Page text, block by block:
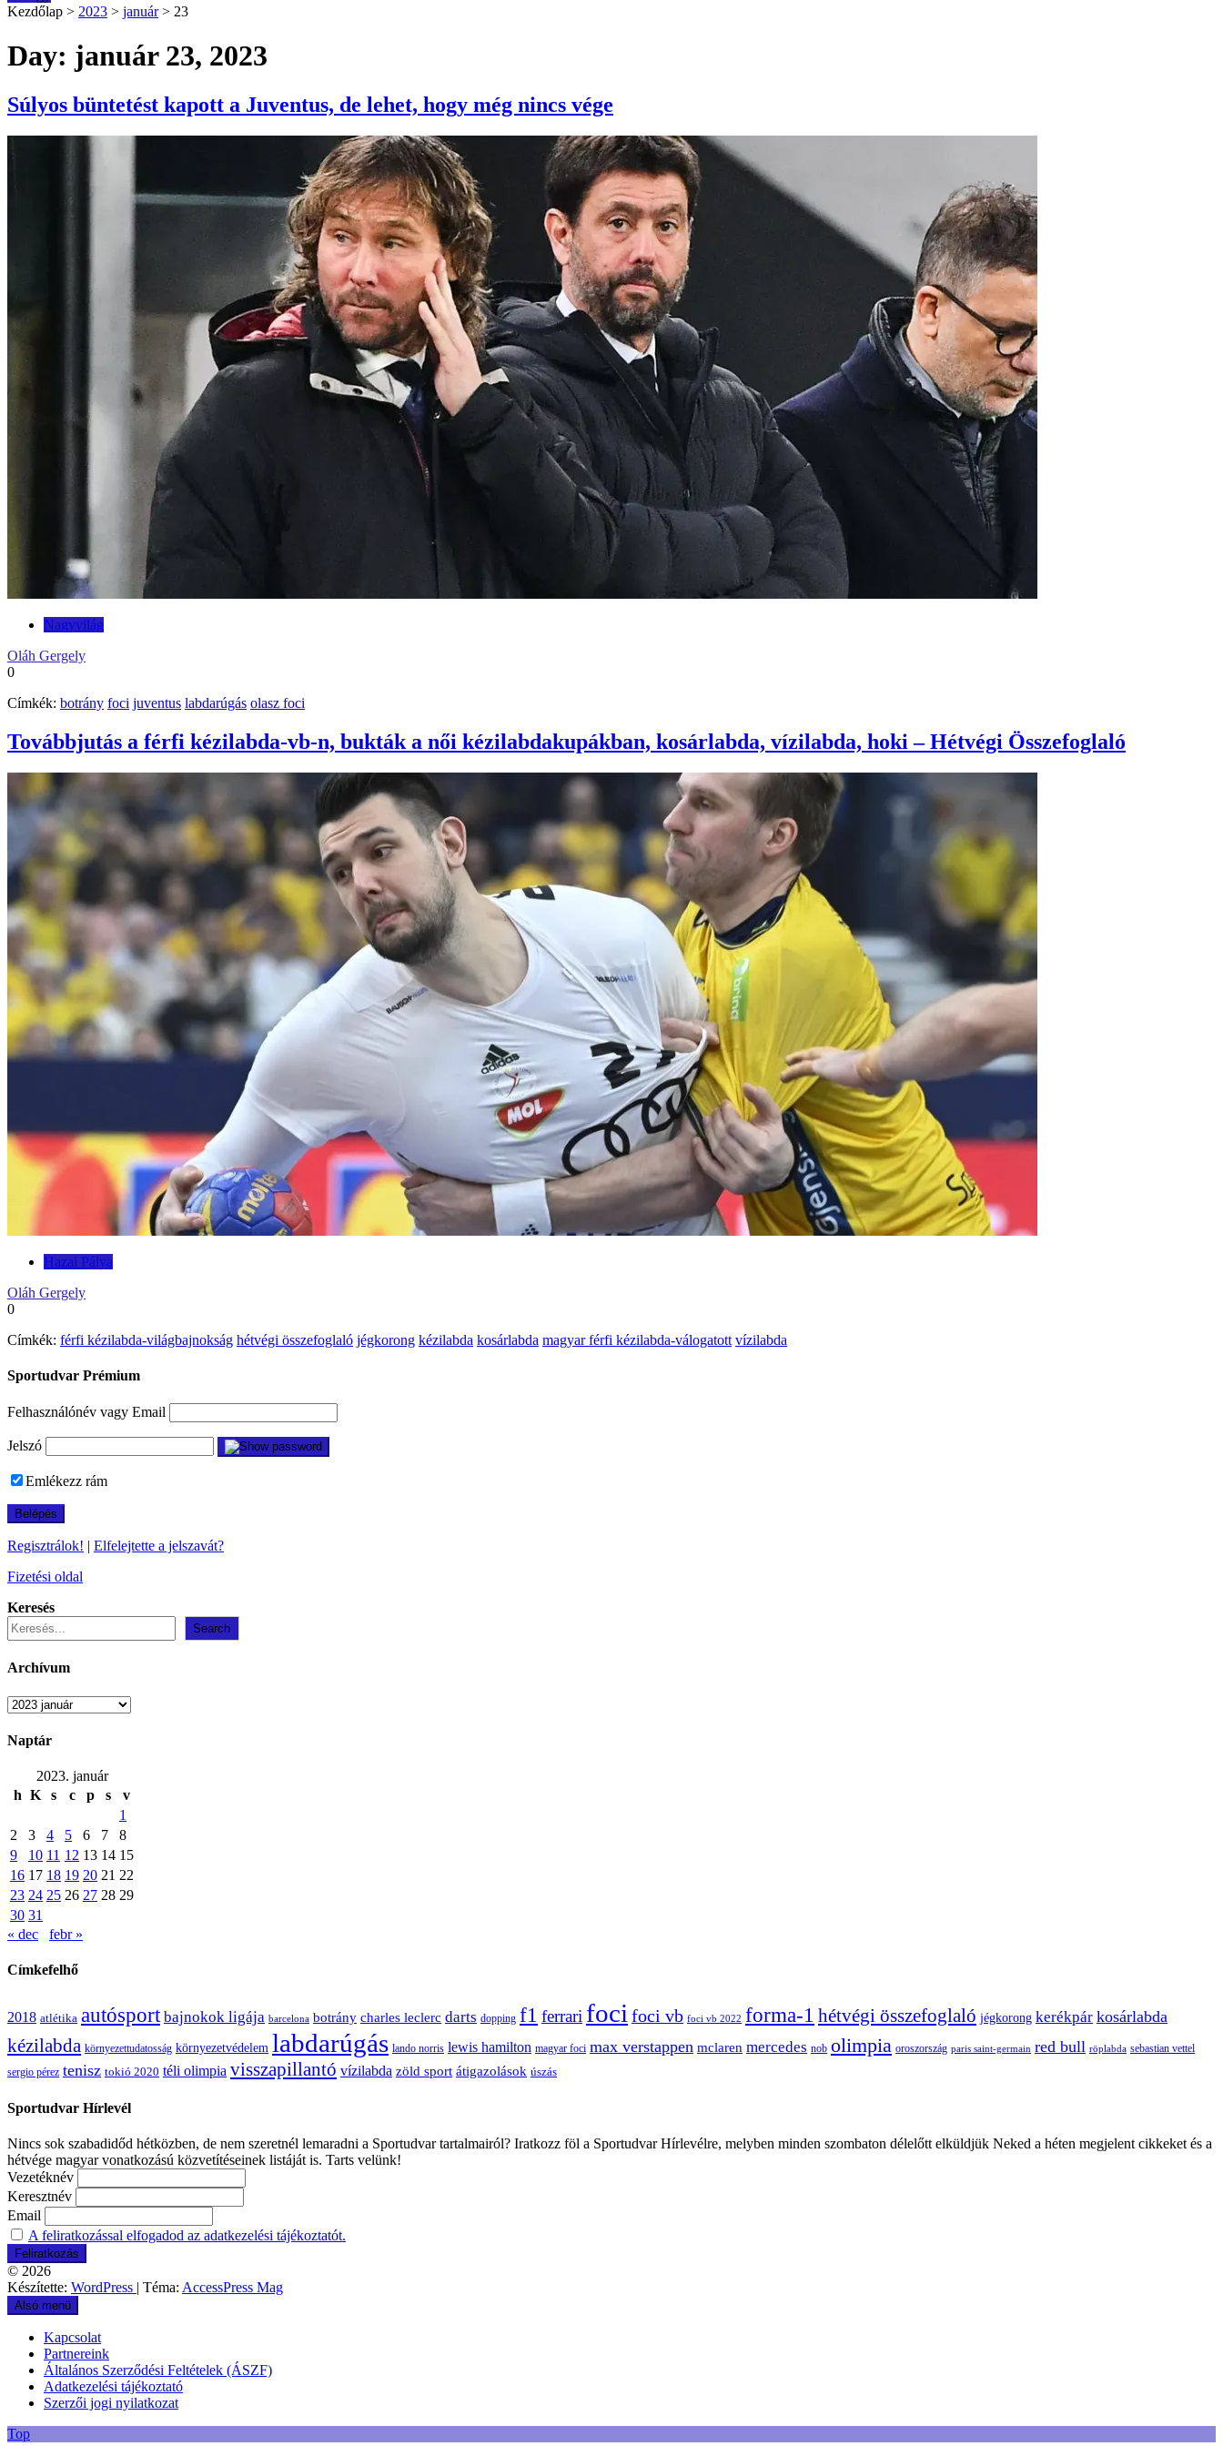
Kezdőlap > 2023 > január > 23
Day: január 23, 2023
Súlyos büntetést kapott a Juventus, de lehet, hogy még nincs vége
Nagyvilág
Oláh Gergely
0
Címkék: botrány foci juventus labdarúgás olasz foci
Továbbjutás a férfi kézilabda-vb-n, bukták a női kézilabdakupákban, kosárlabda, vízilabda, hoki – Hétvégi Összefoglaló
Hazai Pálya
Oláh Gergely
0
Címkék: férfi kézilabda-világbajnokság hétvégi összefoglaló jégkorong kézilabda kosárlabda magyar férfi kézilabda-válogatott vízilabda
Sportudvar Prémium
Felhasználónév vagy Email
Jelszó
Emlékezz rám
Regisztrálok! | Elfelejtette a jelszavát?
Fizetési oldal
Keresés
Search
Archívum
Archívum
Naptár
2023. január
h K s c p s
v
1
2
3 4 5 6 7
8
9
10 11 12 13 14 15
16 17 18 19 20 21 22
23 24 25 26 27 28 29
30 31
« dec
febr »
Címkefelhő
2018 atlétika autósport bajnokok ligája barcelona botrány charles leclerc darts dopping f1 ferrari foci foci vb foci vb 2022 forma-1 hétvégi összefoglaló jégkorong kerékpár kosárlabda
kézilabda környezettudatosság környezetvédelem labdarúgás lando norris lewis hamilton magyar foci max verstappen mclaren mercedes nob olimpia oroszország paris saint-germain red bull röplabda sebastian vettel
sergio pérez tenisz tokió 2020 téli olimpia visszapillantó vízilabda zöld sport átigazolások úszás
Sportudvar Hírlevél
Nincs sok szabadidőd hétközben, de nem szeretnél lemaradni a Sportudvar tartalmairól? Iratkozz föl a Sportudvar Hírlevélre, melyben minden szombaton délelőtt elküldjük Neked a héten megjelent cikkeket és a
hétvége magyar vonatkozású közvetítéseinek listáját is. Tarts velünk!
Vezetéknév
Keresztnév
Email
A feliratkozással elfogadod az adatkezelési tájékoztatót.
© 2026
Készítette: WordPress | Téma: AccessPress Mag
Alsó menü
Kapcsolat
Partnereink
Általános Szerződési Feltételek (ÁSZF)
Adatkezelési tájékoztató
Szerzői jogi nyilatkozat
Top